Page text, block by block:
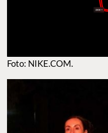
Foto: NIKE.COM.